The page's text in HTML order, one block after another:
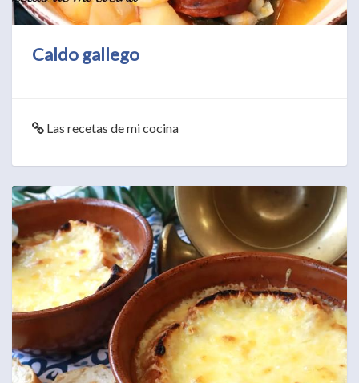
Caldo gallego
Las recetas de mi cocina